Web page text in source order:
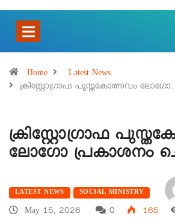
Home
Latest News
ക്രിസ്റ്റോഗ്രാഫ പുസ്തകോത്സവം
ക്രിസ്റ്റോഗ്രാഫ
ലോഗോ പ്രകാശനം
LATEST NEWS SOCIAL MINISTRY
May 15, 2026
0 165